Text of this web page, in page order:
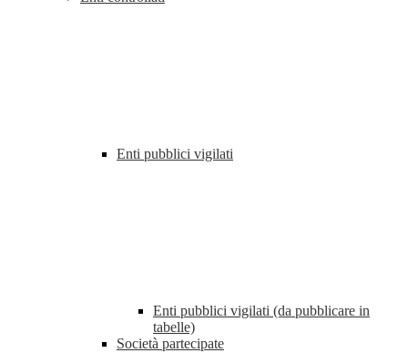
Enti pubblici vigilati
Enti pubblici vigilati (da pubblicare in
tabelle)
Società partecipate